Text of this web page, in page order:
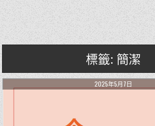
標籤: 簡潔
2025年5月7日